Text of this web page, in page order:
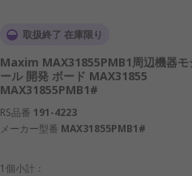
取扱終了 在庫限り
Maxim MAX31855PMB1周辺機器モ
ール 開発 ボード MAX31855
MAX31855PMB1#
RS品番 191-4223
メーカー型番 MAX31855PMB1#
1個小計：